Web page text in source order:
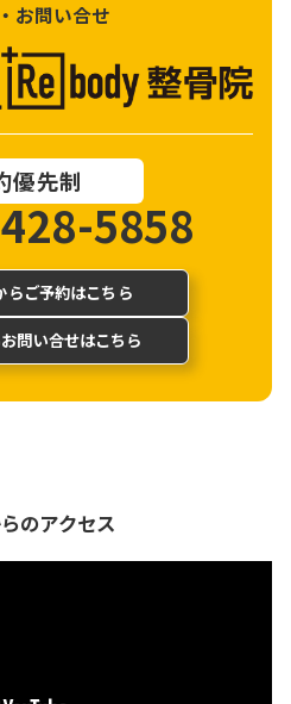
お問い合せ
優先制
5858
らご予約はこちら
問い合せはこちら
のアクセス